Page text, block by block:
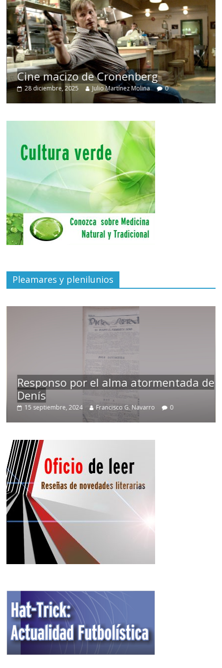
Cine macizo de Cronenberg
28 diciembre, 2025 Julio Martínez Molina 0
Pleamares y plenilunios
Responso por el alma atormentada de
Denís
15 septiembre, 2024 Francisco G. Navarro 0